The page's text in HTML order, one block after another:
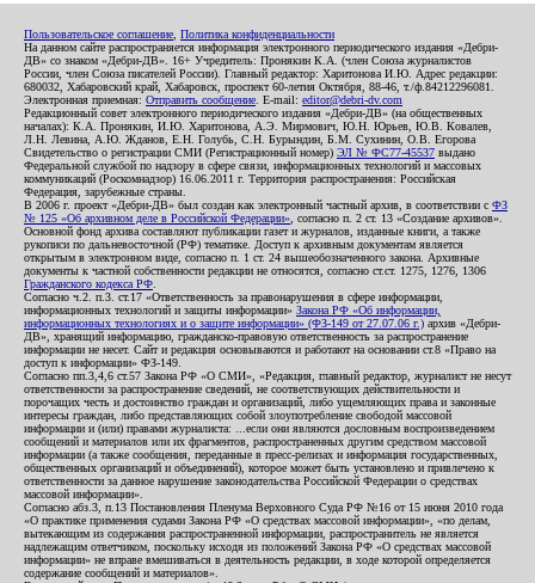
Пользовательское соглашение Политика конфиденциальности
На данном сайте распространяется информация электронного периодического издания «Дебри-
ДВ» со знаком «Дебри-ДВ». 16+ Учредитель: Пронякин К.А. (член Союза журналистов
России, член Союза писателей России). Главный редактор: Харитонова И.Ю. Адрес редакции:
680032, Хабаровский край, Хабаровск, проспект 60-летия Октября, 88-46, т./ф.84212296081.
Электронная приемная: Отправить сообщение . E-mail: editor@debri-dv.com
Редакционный совет электронного периодического издания «Дебри-ДВ» (на общественных
началах): К.А. Пронякин, И.Ю. Харитонова, А.Э. Мирмович, Ю.Н. Юрьев, Ю.В. Ковалев,
Л.Н. Левина, А.Ю. Жданов, Е.Н. Голубь, С.Н. Бурындин, Б.М. Сухинин, О.В. Егорова
Свидетельство о регистрации СМИ (Регистрационный номер) ЭЛ № ФС77-45537 выдано
Федеральной службой по надзору в сфере связи, информационных технологий и массовых
коммуникаций (Роскомнадзор) 16.06.2011 г. Территория распространения: Российская
Федерация, зарубежные страны.
В 2006 г. проект «Дебри-ДВ» был создан как электронный частный архив, в соответствии с ФЗ
№ 125 «Об архивном деле в Российской Федерации» , согласно п. 2 ст. 13 «Создание архивов».
Основной фонд архива составляют публикации газет и журналов, изданные книги, а также
рукописи по дальневосточной (РФ) тематике. Доступ к архивным документам является
открытым в электронном виде, согласно п. 1 ст. 24 вышеобозначенного закона. Архивные
документы к частной собственности редакции не относятся, согласно ст.ст. 1275, 1276, 1306
Гражданского кодекса РФ
Согласно ч.2. п.3. ст.17 «Ответственность за правонарушения в сфере информации,
информационных технологий и защиты информации» Закона РФ «Об информации,
информационных технологиях и о защите информации» (ФЗ-149 от 27.07.06 г.) архив «Дебри-
ДВ», хранящий информацию, гражданско-правовую ответственность за распространение
информации не несет. Сайт и редакция основываются и работают на основании ст.8 «Право на
доступ к информации» ФЗ-149.
Согласно пп.3,4,6 ст.57 Закона РФ «О СМИ», «Редакция, главный редактор, журналист не несут
ответственности за распространение сведений, не соответствующих действительности и
порочащих честь и достоинство граждан и организаций, либо ущемляющих права и законные
интересы граждан, либо представляющих собой злоупотребление свободой массовой
информации и (или) правами журналиста: ...если они являются дословным воспроизведением
сообщений и материалов или их фрагментов, распространенных другим средством массовой
информации (а также сообщения, переданные в пресс-релизах и информация государственных,
общественных организаций и объединений), которое может быть установлено и привлечено к
ответственности за данное нарушение законодательства Российской Федерации о средствах
массовой информации».
Согласно абз.3, п.13 Постановления Пленума Верховного Суда РФ №16 от 15 июня 2010 года
«О практике применения судами Закона РФ «О средствах массовой информации», «по делам,
вытекающим из содержания распространенной информации, распространитель не является
надлежащим ответчиком, поскольку исходя из положений Закона РФ «О средствах массовой
информации» не вправе вмешиваться в деятельность редакции, в ходе которой определяется
содержание сообщений и материалов».